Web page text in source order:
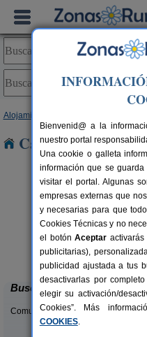
Alojamientos
Casas Rurales
Caserío Las
Muñopedro
Buscar
Comunidades:
Bienvenid@ a la
nuestro portal
Una cookie o galleta
información que se
visitar el portal. Algunas
empresas externas que
y necesarias para que
Cookies Técnicas y no
el botónAceptar
publicitarias),
publicidad ajustada a tus
desactivarlas por
elegir su activación/
Cookies”. Más
COOKIES.